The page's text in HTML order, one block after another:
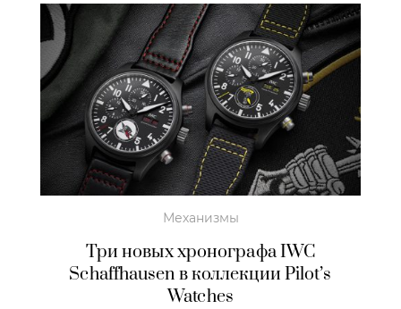
Механизмы
Три новых хронографа IWC
Schaffhausen в коллекции Pilot’s
Watches